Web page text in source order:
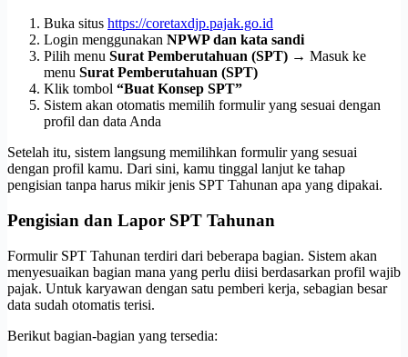
Buka situs https://coretaxdjp.pajak.go.id
Login menggunakan NPWP dan kata sandi
Pilih menu Surat Pemberutahuan (SPT) → Masuk ke
menu Surat Pemberutahuan (SPT)
Klik tombol “Buat Konsep SPT”
Sistem akan otomatis memilih formulir yang sesuai dengan
profil dan data Anda
Setelah itu, sistem langsung memilihkan formulir yang sesuai
dengan profil kamu. Dari sini, kamu tinggal lanjut ke tahap
pengisian tanpa harus mikir jenis SPT Tahunan apa yang dipakai.
Pengisian dan Lapor SPT Tahunan
Formulir SPT Tahunan terdiri dari beberapa bagian. Sistem akan
menyesuaikan bagian mana yang perlu diisi berdasarkan profil wajib
pajak. Untuk karyawan dengan satu pemberi kerja, sebagian besar
data sudah otomatis terisi.
Berikut bagian-bagian yang tersedia: